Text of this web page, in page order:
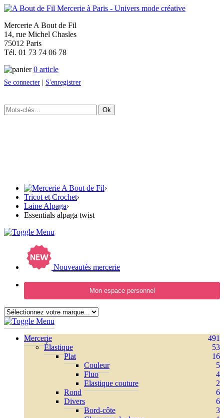
Mercerie A Bout de Fil
14, rue Michel Chasles
75012 Paris
Tél. 01 73 74 06 78
0 article
Se connecter | S'enregistrer
Ok
›
Tricot et Crochet›
Laine Alpaga›
Essentials alpaga twist
Nouveautés mercerie
Mon espace personnel
Mercerie
491
Élastique
53
Plat
16
Couleur
5
Fluo
4
Elastique couture
2
Rond
6
Divers
6
Bord-côte
3